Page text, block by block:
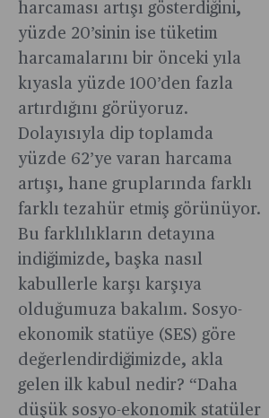
harcaması artışı gösterdiğini,
yüzde 20’sinin ise tüketim
harcamalarını bir önceki yıla
kıyasla yüzde 100’den fazla
artırdığını görüyoruz.
Dolayısıyla dip toplamda
yüzde 62’ye varan harcama
artışı, hane gruplarında farklı
farklı tezahür etmiş görünüyor.
Bu farklılıkların detayına
indiğimizde, başka nasıl
kabullerle karşı karşıya
olduğumuza bakalım. Sosyo-
ekonomik statüye (SES) göre
değerlendirdiğimizde, akla
gelen ilk kabul nedir? “Daha
düşük sosyo-ekonomik statüler